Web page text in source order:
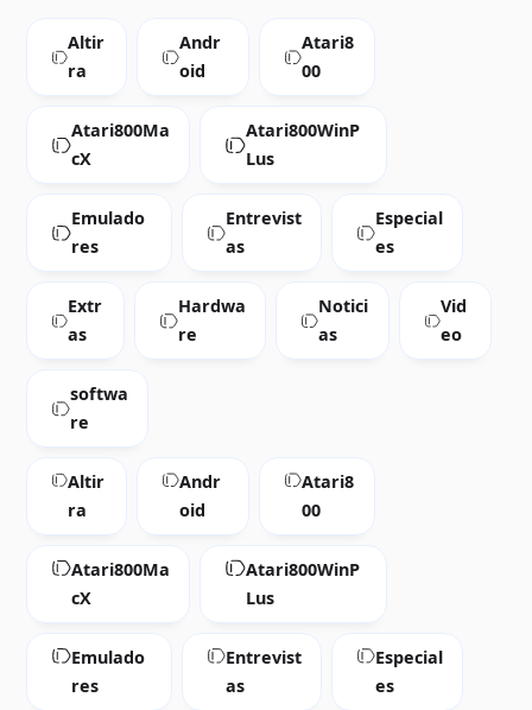
Altir
ra
Andr
oid
Atari8
00
Atari800Ma
cX
Atari800WinP
Lus
Emulado
res
Entrevist
as
Especial
es
Extr
as
Hardwa
re
Notici
as
Vid
eo
softwa
re
Altir
ra
Andr
oid
Atari8
00
Atari800Ma
cX
Atari800WinP
Lus
Emulado
res
Entrevist
as
Especial
es